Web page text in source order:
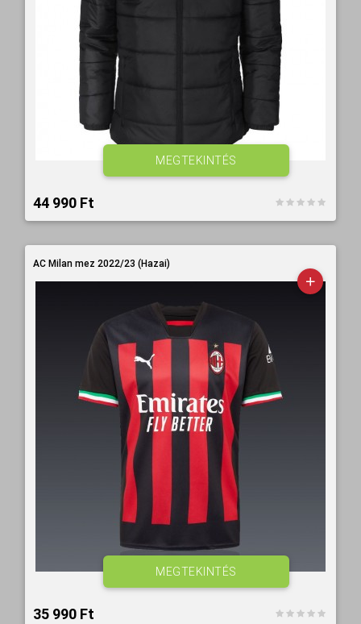
44 990 Ft‎
MEGTEKINTÉS
AC Milan mez 2022/23 (Hazai)
35 990 Ft‎
MEGTEKINTÉS